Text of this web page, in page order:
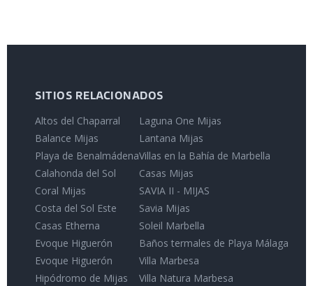
SITIOS RELACIONADOS
Altos del Chaparral
Balance Mijas
Playa de Benalmádena
Calahonda del Sol
Coral Mijas
Costa del Sol Este
Casas Etherna
Evoque Higuerón
Evoque Higuerón
Hipódromo de Mijas
Laguna One Mijas
Lantana Mijas
Villas en la Bahía de Marbella
Casas Mijas
SAVIA II - MIJAS
Savia Mijas
Soleil Marbella
Baños termales de Playa Málaga
Villa Marbesa
Villa Natura Marbesa